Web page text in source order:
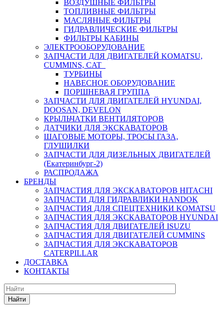
ВОЗДУШНЫЕ ФИЛЬТРЫ
ТОПЛИВНЫЕ ФИЛЬТРЫ
МАСЛЯНЫЕ ФИЛЬТРЫ
ГИДРАВЛИЧЕСКИЕ ФИЛЬТРЫ
ФИЛЬТРЫ КАБИНЫ
ЭЛЕКТРООБОРУДОВАНИЕ
ЗАПЧАСТИ ДЛЯ ДВИГАТЕЛЕЙ KOMATSU,
CUMMINS, CAT
ТУРБИНЫ
НАВЕСНОЕ ОБОРУДОВАНИЕ
ПОРШНЕВАЯ ГРУППА
ЗАПЧАСТИ ДЛЯ ДВИГАТЕЛЕЙ HYUNDAI,
DOOSAN, DEVELON
КРЫЛЬЧАТКИ ВЕНТИЛЯТОРОВ
ДАТЧИКИ ДЛЯ ЭКСКАВАТОРОВ
ШАГОВЫЕ МОТОРЫ, ТРОСЫ ГАЗА,
ГЛУШИЛКИ
ЗАПЧАСТИ ДЛЯ ДИЗЕЛЬНЫХ ДВИГАТЕЛЕЙ
(Екатеринбург-2)
РАСПРОДАЖА
БРЕНДЫ
ЗАПЧАСТИЯ ДЛЯ ЭКСКАВАТОРОВ HITACHI
ЗАПЧАСТИ ДЛЯ ГИДРАВЛИКИ HANDOK
ЗАПЧАСТИЯ ДЛЯ СПЕЦТЕХНИКИ KOMATSU
ЗАПЧАСТИЯ ДЛЯ ЭКСКАВАТОРОВ HYUNDAI
ЗАПЧАСТИЯ ДЛЯ ДВИГАТЕЛЕЙ ISUZU
ЗАПЧАСТИЯ ДЛЯ ДВИГАТЕЛЕЙ CUMMINS
ЗАПЧАСТИЯ ДЛЯ ЭКСКАВАТОРОВ
CATERPILLAR
ДОСТАВКА
КОНТАКТЫ
Найти